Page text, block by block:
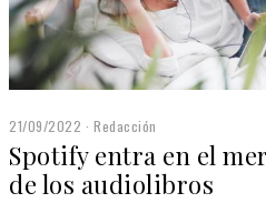
21/09/2022 Redacción
Spotify entra en el
de los audiolibros